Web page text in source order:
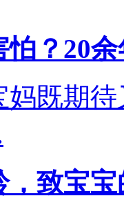
？20
妈既期
，致宝